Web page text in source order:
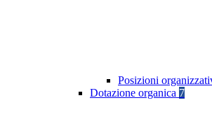
Posizioni
Dotazione organica 7